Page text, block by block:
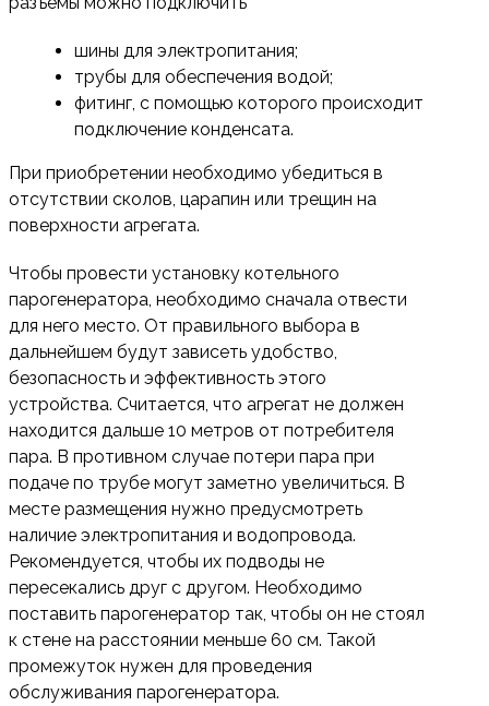
шины для электропитания;
трубы для обеспечения водой;
фитинг, с помощью которого происходит
подключение конденсата.
При приобретении необходимо убедиться в
отсутствии сколов, царапин или трещин на
поверхности агрегата.
Чтобы провести установку котельного
парогенератора, необходимо сначала отвести
для него место. От правильного выбора в
дальнейшем будут зависеть удобство,
безопасность и эффективность этого
устройства. Считается, что агрегат не должен
находится дальше 10 метров от потребителя
пара. В противном случае потери пара при
подаче по трубе могут заметно увеличиться. В
месте размещения нужно предусмотреть
наличие электропитания и водопровода.
Рекомендуется, чтобы их подводы не
пересекались друг с другом. Необходимо
поставить парогенератор так, чтобы он не стоял
к стене на расстоянии меньше 60 см. Такой
промежуток нужен для проведения
обслуживания парогенератора.